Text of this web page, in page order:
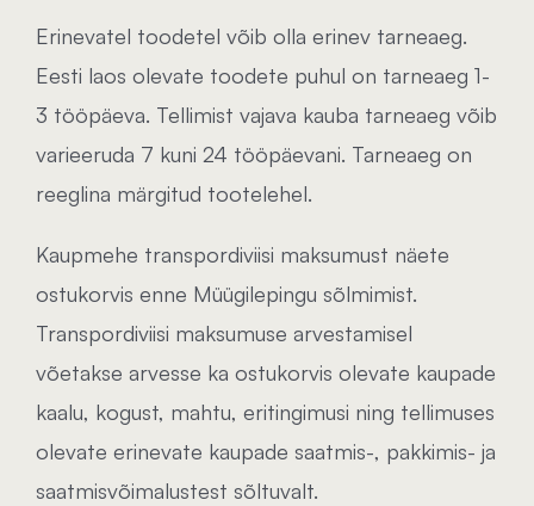
Erinevatel toodetel võib olla erinev tarneaeg.
Eesti laos olevate toodete puhul on tarneaeg 1-
3 tööpäeva. Tellimist vajava kauba tarneaeg võib
varieeruda 7 kuni 24 tööpäevani. Tarneaeg on
reeglina märgitud tootelehel.
Kaupmehe transpordiviisi maksumust näete
ostukorvis enne Müügilepingu sõlmimist.
Transpordiviisi maksumuse arvestamisel
võetakse arvesse ka ostukorvis olevate kaupade
kaalu, kogust, mahtu, eritingimusi ning tellimuses
olevate erinevate kaupade saatmis-, pakkimis- ja
saatmisvõimalustest sõltuvalt.